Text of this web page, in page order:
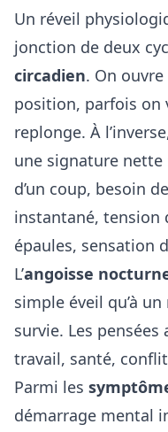
Un réveil
jonction de deux
circadien. On
position, parfois on
replonge. À
une signature nette
d’un coup, besoin
instantané, tension
épaules, sensation
L’angoisse
simple éveil qu’à
survie. Les
travail, santé,
Parmi les
démarrage mental